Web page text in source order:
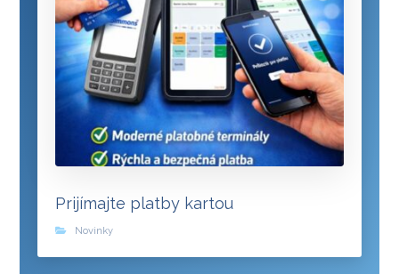
Prijímajte platby kartou
Novinky